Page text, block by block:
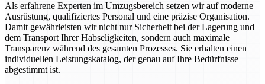
Als erfahrene Experten im Umzugsbereich setzen wir auf moderne
Ausrüstung, qualifiziertes Personal und eine präzise Organisation.
Damit gewährleisten wir nicht nur Sicherheit bei der Lagerung und
dem Transport Ihrer Habseligkeiten, sondern auch maximale
Transparenz während des gesamten Prozesses. Sie erhalten einen
individuellen Leistungskatalog, der genau auf Ihre Bedürfnisse
abgestimmt ist.